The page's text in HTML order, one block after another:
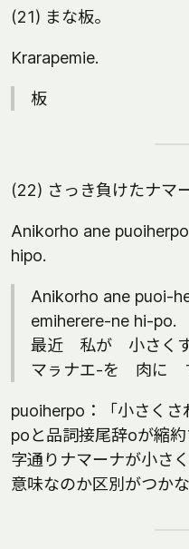
(21) まな板。
Krarapemie.
板
(22) さっき負けたナマ
Anikorho ane
hipo.
Anikorho ane puoi-
emiherere-ne hi-po.
最近 私が 小さくす
マㇻナエ-を 肉に
puoiherpo：「小さく
poと品詞接尾辞oが縮
字通りナマーナが小さ
意味なのか区別がつかな